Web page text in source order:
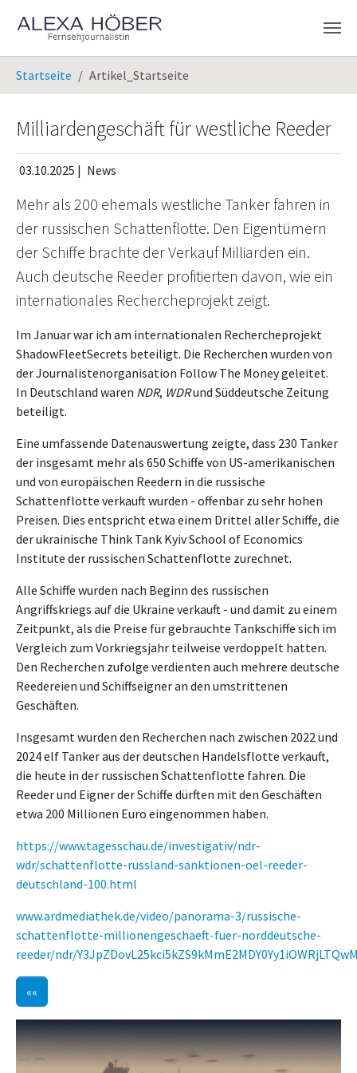
Startseite Artikel_Startseite
Milliardengeschäft für westliche Reeder
03.10.2025 | News
Mehr als 200 ehemals westliche Tanker fahren in
der russischen Schattenflotte. Den Eigentümern
der Schiffe brachte der Verkauf Milliarden ein.
Auch deutsche Reeder profitierten davon, wie ein
internationales Rechercheprojekt zeigt.
Im Januar war ich am internationalen Rechercheprojekt
ShadowFleetSecrets beteiligt. Die Recherchen wurden von
der Journalistenorganisation Follow The Money geleitet.
In Deutschland waren NDR, WDRund Süddeutsche Zeitung
beteiligt.
Eine umfassende Datenauswertung zeigte, dass 230 Tanker
der insgesamt mehr als 650 Schiffe von US-amerikanischen
und von europäischen Reedern in die russische
Schattenflotte verkauft wurden - offenbar zu sehr hohen
Preisen. Dies entspricht etwa einem Drittel aller Schiffe, die
der ukrainische Think Tank Kyiv School of Economics
Institute der russischen Schattenflotte zurechnet.
Alle Schiffe wurden nach Beginn des russischen
Angriffskriegs auf die Ukraine verkauft - und damit zu einem
Zeitpunkt, als die Preise für gebrauchte Tankschiffe sich im
Vergleich zum Vorkriegsjahr teilweise verdoppelt hatten.
Den Recherchen zufolge verdienten auch mehrere deutsche
Reedereien und Schiffseigner an den umstrittenen
Geschäften.
Insgesamt wurden den Recherchen nach zwischen 2022 und
2024 elf Tanker aus der deutschen Handelsflotte verkauft,
die heute in der russischen Schattenflotte fahren. Die
Reeder und Eigner der Schiffe dürften mit den Geschäften
etwa 200 Millionen Euro eingenommen haben.
https://www.tagesschau.de/investigativ/ndr-
wdr/schattenflotte-russland-sanktionen-oel-reeder-
deutschland-100.html
www.ardmediathek.de/video/panorama-3/russische-
schattenflotte-millionengeschaeft-fuer-norddeutsche-
reeder/ndr/
««